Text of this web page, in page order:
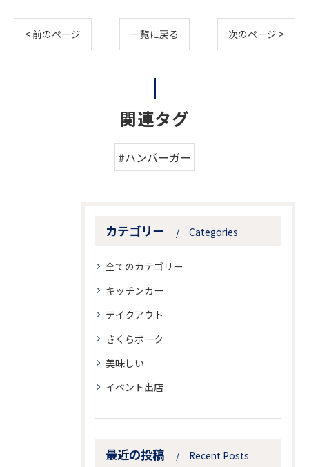
< 前のページ 一覧に戻る 次のページ >
関連タグ
#ハンバーガー
カテゴリー Categories
全てのカテゴリー
キッチンカー
テイクアウト
さくらポーク
美味しい
イベント出店
最近の投稿 Recent Posts